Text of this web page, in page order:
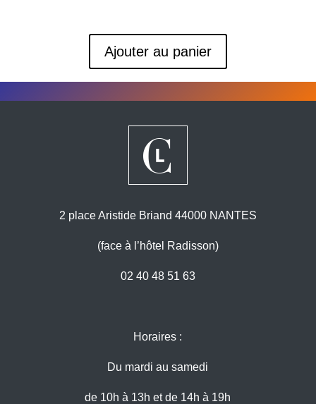
Ajouter au panier
2 place Aristide Briand 44000 NANTES
(face à l’hôtel Radisson)
02 40 48 51 63
Horaires :
Du mardi au samedi
de 10h à 13h et de 14h à 19h